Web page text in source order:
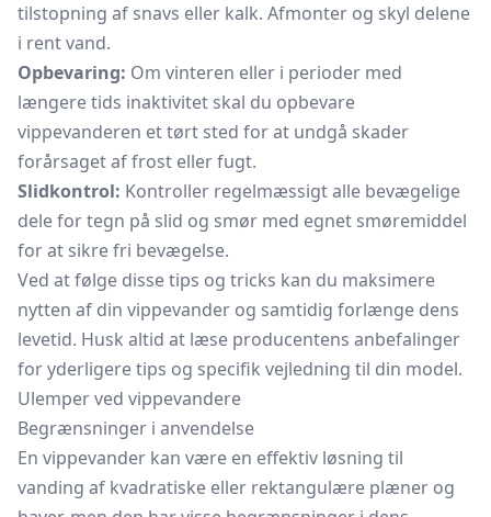
tilstopning af snavs eller kalk. Afmonter og skyl delene
i rent vand.
Opbevaring: Om vinteren eller i perioder med
længere tids inaktivitet skal du opbevare
vippevanderen et tørt sted for at undgå skader
forårsaget af frost eller fugt.
Slidkontrol: Kontroller regelmæssigt alle bevægelige
dele for tegn på slid og smør med egnet smøremiddel
for at sikre fri bevægelse.
Ved at følge disse tips og tricks kan du maksimere
nytten af din vippevander og samtidig forlænge dens
levetid. Husk altid at læse producentens anbefalinger
for yderligere tips og specifik vejledning til din model.
Ulemper ved vippevandere
Begrænsninger i anvendelse
En vippevander kan være en effektiv løsning til
vanding af kvadratiske eller rektangulære plæner og